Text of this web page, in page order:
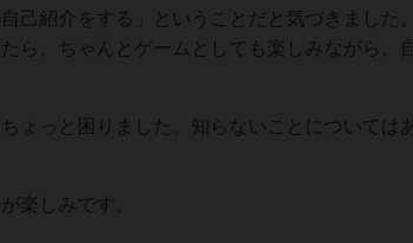
己紹介をする」ということだと気づきました
ら、ちゃんとゲームとしても楽しみながら、
ょっと困りました。知らないことについては
楽しみです。